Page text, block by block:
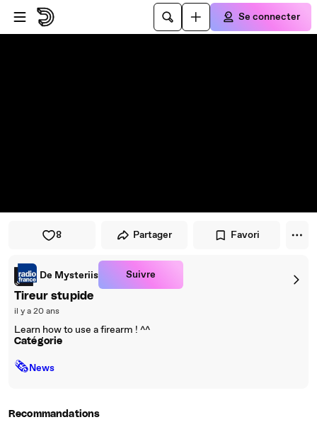
Passer au player
Passer au contenu principal
Se connecter
8 Partager Favori
De Mysteriis Suivre
Tireur stupide
il y a 20 ans
Learn how to use a firearm ! ^^
Catégorie
🗞News
Recommandations